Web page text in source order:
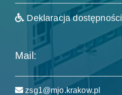
Deklaracja dostępności
Mail:
zsg1@mjo.krakow.pl